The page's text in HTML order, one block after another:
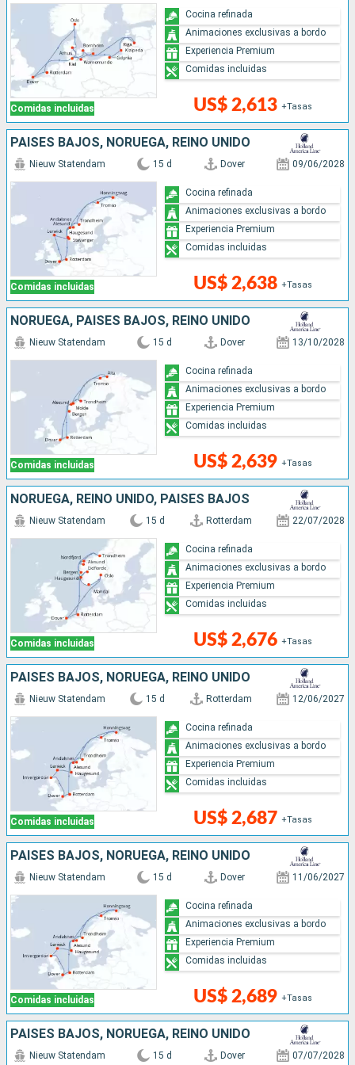
Comidas incluidas US$ 2,613 +Tasas
Cocina refinada
Animaciones exclusivas a bordo
Experiencia Premium
Comidas incluidas
PAISES BAJOS, NORUEGA, REINO UNIDO
Comidas incluidas
Nieuw Statendam 15 d Dover 09/06/2028
US$ 2,638 +Tasas
Cocina refinada
Animaciones exclusivas a bordo
Experiencia Premium
Comidas incluidas
NORUEGA, PAISES BAJOS, REINO UNIDO
Comidas incluidas
Nieuw Statendam 15 d Dover 13/10/2028
US$ 2,639 +Tasas
Cocina refinada
Animaciones exclusivas a bordo
Experiencia Premium
Comidas incluidas
NORUEGA, REINO UNIDO, PAISES BAJOS
Comidas incluidas
Nieuw Statendam 15 d Rotterdam 22/07/2028
US$ 2,676 +Tasas
Cocina refinada
Animaciones exclusivas a bordo
Experiencia Premium
Comidas incluidas
PAISES BAJOS, NORUEGA, REINO UNIDO
Comidas incluidas
Nieuw Statendam 15 d Rotterdam 12/06/2027
US$ 2,687 +Tasas
Cocina refinada
Animaciones exclusivas a bordo
Experiencia Premium
Comidas incluidas
PAISES BAJOS, NORUEGA, REINO UNIDO
Comidas incluidas
Nieuw Statendam 15 d Dover 11/06/2027
US$ 2,689 +Tasas
Cocina refinada
Animaciones exclusivas a bordo
Experiencia Premium
Comidas incluidas
PAISES BAJOS, NORUEGA, REINO UNIDO
Nieuw Statendam 15 d Dover 07/07/2028